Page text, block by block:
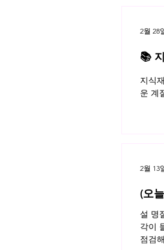
📚
월
지식
운 계
2월 28
(오
설 명
각이
점검
2월 13